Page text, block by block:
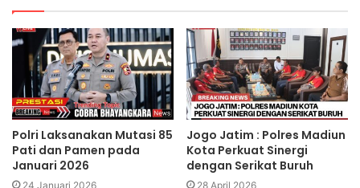
Polri Laksanakan Mutasi 85
Pati dan Pamen pada
Januari 2026
24 Januari 2026
Jogo Jatim : Polres Madiun
Kota Perkuat Sinergi
dengan Serikat Buruh
28 April 2026